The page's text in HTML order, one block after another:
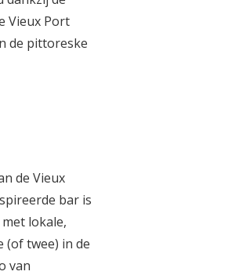
Vieux Port
de pittoreske
de Vieux
bar is
lokale,
(of twee) in de
van